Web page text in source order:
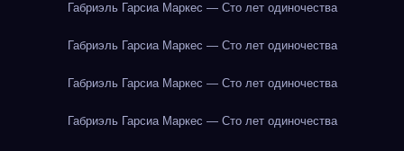
Габриэль Гарсиа Маркес — Сто лет одиночества
Габриэль Гарсиа Маркес — Сто лет одиночества
Габриэль Гарсиа Маркес — Сто лет одиночества
Габриэль Гарсиа Маркес — Сто лет одиночества